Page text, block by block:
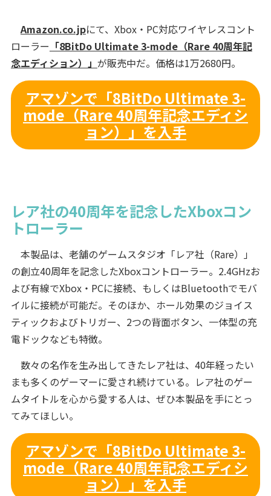
Amazon.co.jpにて、Xbox・PC対応ワイヤレスコント
ローラー 「8BitDo Ultimate 3-mode（Rare 40周年記
念エディション）」 が販売中だ。価格は1万2680円。
アマゾンで「8BitDo Ultimate 3-
mode（Rare 40周年記念エディシ
ョン）」を入手
レア社の40周年を記念したXboxコン
トローラー
本製品は、老舗のゲームスタジオ「レア社（Rare）」
の創立40周年を記念したXboxコントローラー。2.4GHzお
よび有線でXbox・PCに接続、もしくはBluetoothでモバ
イルに接続が可能だ。そのほか、ホール効果のジョイス
ティックおよびトリガー、2つの背面ボタン、一体型の充
電ドックなども特徴。
数々の名作を生み出してきたレア社は、40年経ったい
まも多くのゲーマーに愛され続けている。レア社のゲー
ムタイトルを心から愛する人は、ぜひ本製品を手にとっ
てみてほしい。
アマゾンで「8BitDo Ultimate 3-
mode（Rare 40周年記念エディシ
ョン）」を入手